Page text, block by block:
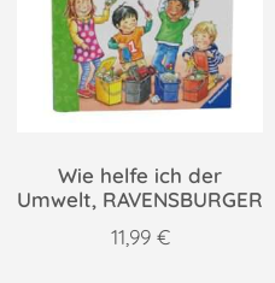
Wie helfe ich der
Umwelt, RAVENSBURGER
11,99 €